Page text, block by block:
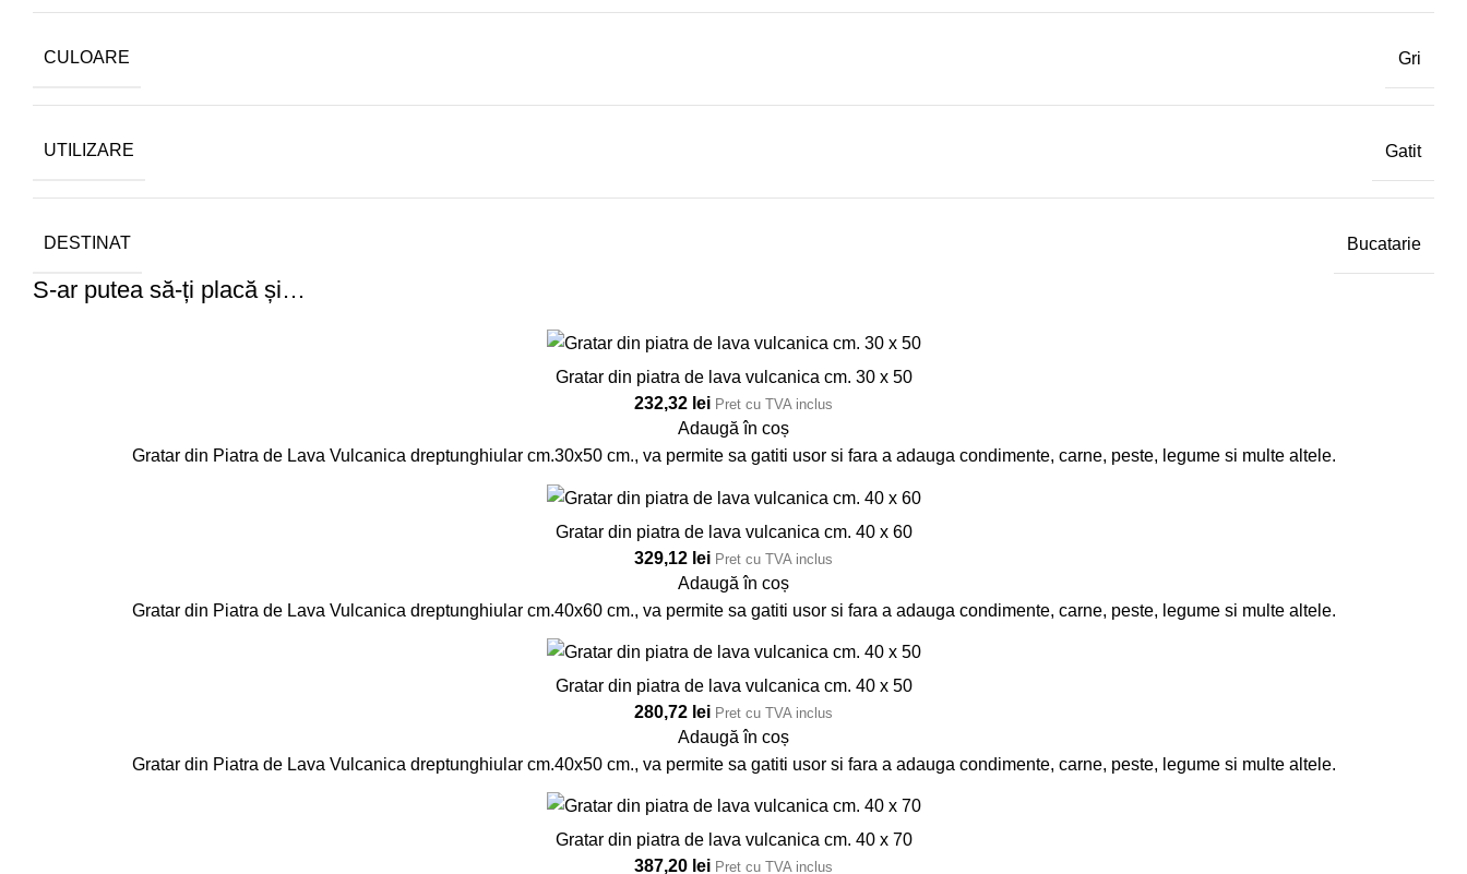
CULOARE Gri
UTILIZARE Gatit
DESTINAT Bucatarie
S-ar putea să-ți placă și…
Gratar din piatra de lava vulcanica cm. 30 x 50
232,32 lei Pret cu TVA inclus
Adaugă în coș
Gratar din Piatra de Lava Vulcanica dreptunghiular cm.30x50 cm., va permite sa gatiti usor si fara a adauga condimente, carne, peste, legume si multe altele.
Gratar din piatra de lava vulcanica cm. 40 x 60
329,12 lei Pret cu TVA inclus
Adaugă în coș
Gratar din Piatra de Lava Vulcanica dreptunghiular cm.40x60 cm., va permite sa gatiti usor si fara a adauga condimente, carne, peste, legume si multe altele.
Gratar din piatra de lava vulcanica cm. 40 x 50
280,72 lei Pret cu TVA inclus
Adaugă în coș
Gratar din Piatra de Lava Vulcanica dreptunghiular cm.40x50 cm., va permite sa gatiti usor si fara a adauga condimente, carne, peste, legume si multe altele.
Gratar din piatra de lava vulcanica cm. 40 x 70
387,20 lei Pret cu TVA inclus